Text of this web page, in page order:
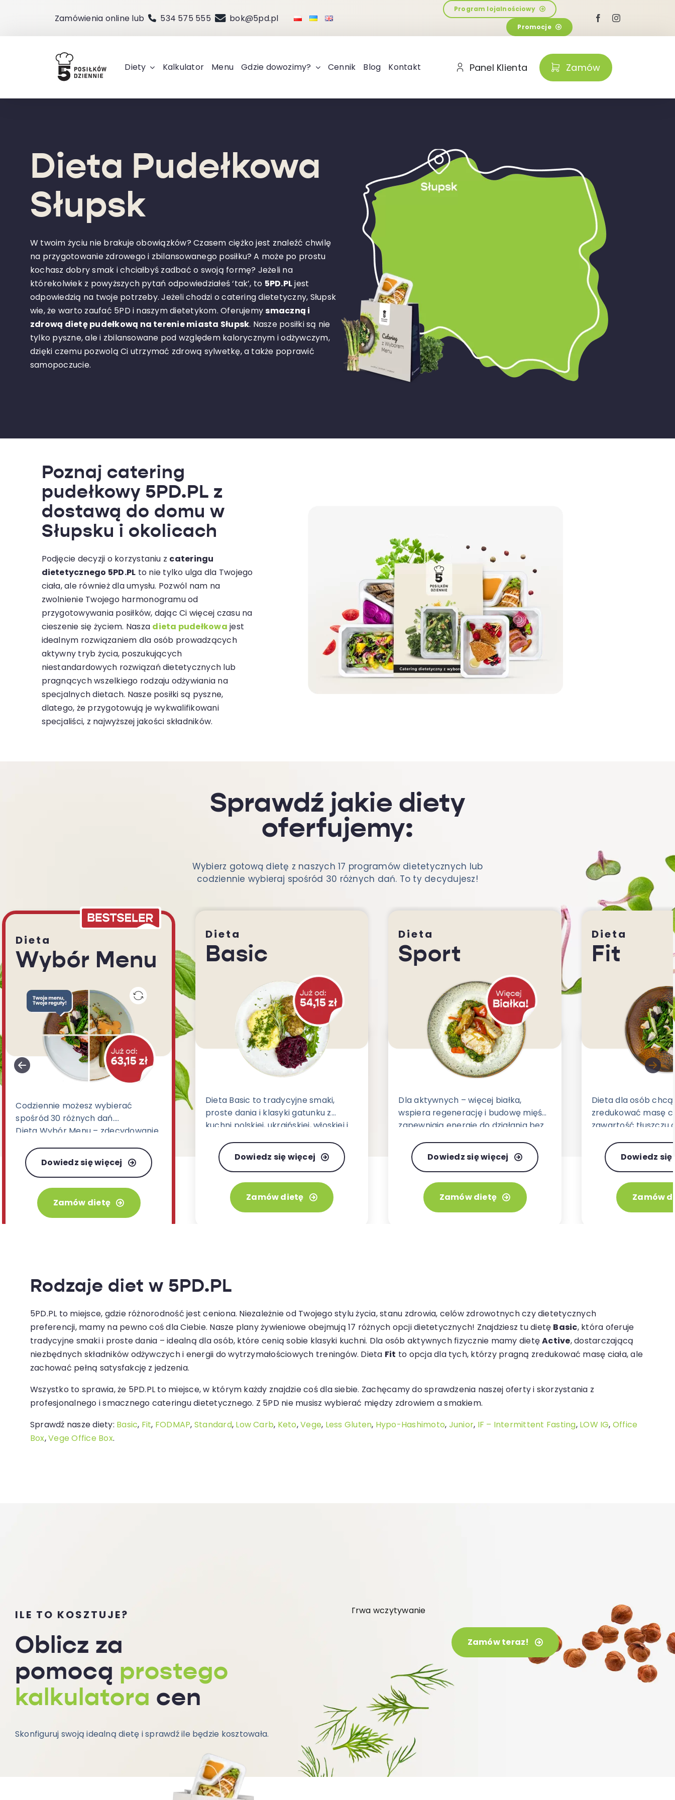
zawartości
Zamówienia online lub 534 575 555 bok@5pd.pl
Program lojalnościowy
Promocje
Diety Kalkulator Menu Gdzie dowozimy? Cennik Blog Kontakt Panel Klienta Zamów
Dieta Pudełkowa
Słupsk
W twoim życiu nie brakuje obowiązków? Czasem ciężko jest znaleźć chwilę
na przygotowanie zdrowego i zbilansowanego posiłku? A może po prostu
kochasz dobry smak i chciałbyś zadbać o swoją formę? Jeżeli na
którekolwiek z powyższych pytań odpowiedziałeś ‘tak’, to 5PD.PLjest
odpowiedzią na twoje potrzeby. Jeżeli chodzi o catering dietetyczny, Słupsk
wie, że warto zaufać 5PD i naszym dietetykom.Oferujemysmaczną i
zdrową dietę pudełkową na terenie miasta Słupsk. Nasze posiłki są nie
tylko pyszne, ale i zbilansowane pod względem kalorycznym i odżywczym,
dzięki czemu pozwolą Ci utrzymać zdrową sylwetkę, a także poprawić
samopoczucie.
Poznaj catering
pudełkowy 5PD.PL z
dostawą do domu w
Słupsku i okolicach
Podjęcie decyzji o korzystaniu z cateringu
dietetycznego 5PD.PL to nie tylko ulga dla Twojego
ciała, ale również dla umysłu. Pozwól nam na
zwolnienie Twojego harmonogramu od
przygotowywania posiłków, dając Ci więcej czasu na
cieszenie się życiem. Nasza dieta pudełkowa jest
idealnym rozwiązaniem dla osób prowadzących
aktywny tryb życia, poszukujących
niestandardowych rozwiązań dietetycznych lub
pragnących wszelkiego rodzaju odżywiania na
specjalnych dietach. Nasze posiłki są pyszne,
dlatego, że przygotowują je wykwalifikowani
specjaliści, z najwyższej jakości składników.
Sprawdź jakie diety
oferfujemy:
Wybierz gotową dietę z naszych 17 programów dietetycznych lub
codziennie wybieraj spośród 30 różnych dań. To ty decydujesz!
Dieta
Wybór Menu
Codziennie możesz wybierać
spośród 30 różnych dań.
Dieta Wybór Menu – zdecydowanie
naszej ofercie.
Dowiedz się więcej
Zamów dietę
Dieta
Basic
Dieta Basic to tradycyjne smaki,
proste dania i klasyki gatunku z
kuchni polskiej, ukraińskiej, włoskiej i
posiłków.
Dowiedz się więcej
Zamów dietę
Dieta
Sport
Dla aktywnych – więcej białka,
wspiera regenerację i budowę mięśni,
zapewniają energię do działania bez
Dowiedz się więcej
Zamów dietę
Dieta
Fit
Dieta dla osób
zredukować masę
zawartość tłuszczu
dającego dłuższe
Dowiedz
Zamów
Rodzaje diet w 5PD.PL
5PD.PL to miejsce, gdzie różnorodność jest ceniona. Niezależnie od Twojego stylu życia, stanu zdrowia, celów zdrowotnych czy dietetycznych
preferencji, mamy na pewno coś dla Ciebie. Nasze plany żywieniowe obejmują 17 różnych opcji dietetycznych! Znajdziesz tu dietę Basic, która oferuje
tradycyjne smaki i proste dania – idealną dla osób, które cenią sobie klasyki kuchni. Dla osób aktywnych fizycznie mamy dietęActive, dostarczającą
niezbędnych składników odżywczych i energii do wytrzymałościowych treningów. Dieta Fit to opcja dla tych, którzy pragną zredukować masę ciała, ale
zachować pełną satysfakcję z jedzenia.
Wszystko to sprawia, że 5PD.PL to miejsce, w którym każdy znajdzie coś dla siebie. Zachęcamy do sprawdzenia naszej oferty i skorzystania z
profesjonalnego i smacznego cateringu dietetycznego. Z 5PD nie musisz wybierać między zdrowiem a smakiem.
Sprawdź nasze diety: Basic, Fit, FODMAP, Standard, Low Carb, Keto,Vege, Less Gluten, Hypo-Hashimoto, Junior, IF – Intermittent Fasting, LOW IG, Office
Box,Vege Office Box.
ILE TO KOSZTUJE?
Oblicz za
pomocą prostego
kalkulatora cen
Skonfiguruj swoją idealną dietę i sprawdź ile będzie kosztowała.
Trwa wczytywanie
Zamów teraz!